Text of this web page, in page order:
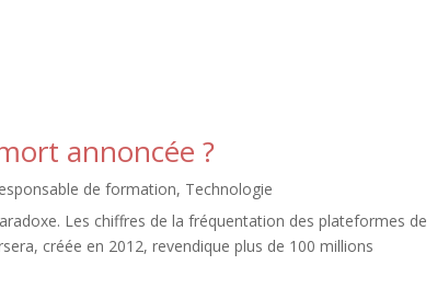
annoncée ?
de formation, Technologie
Les chiffres de la fréquentation des plateformes de
créée en 2012, revendique plus de 100 millions